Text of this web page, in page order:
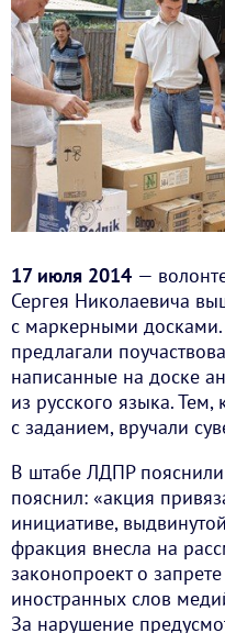
17 июля 2014 —
Сергея Николаевича
с маркерными
предлагали
написанные на доске
из русского языка.
с заданием, вручали
В штабе ЛДПР
пояснил: «акция
инициативе,
фракция внесла на
законопроект о
иностранных слов
За нарушение